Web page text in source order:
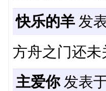
快乐的羊发
方舟之门还
主爱你发表